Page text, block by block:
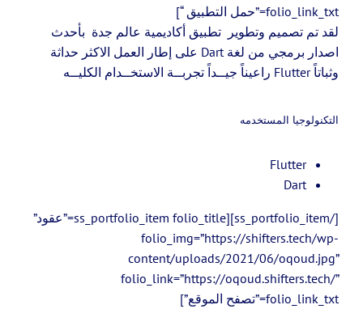
folio_link_txt=”حمل التطبيق “]
لقد تم تصميم وتطوير تطبيق أكاديمية عالم جدة بأحدث
اصدار برمجي من لغة Dart على إطار العمل الاكثر حداثة
وثباتاً Flutter راعيناً جيــداً تجربــة الاستخــدام الكليــه
التكنولوجيا المستخدمه
Flutter
Dart
[/ss_portfolio_item][ss_portfolio_item folio_title=”عقود”
folio_img=”https://shifters.tech/wp-
content/uploads/2021/06/oqoud.jpg”
folio_link=”https://oqoud.shifters.tech/”
folio_link_txt=”تصفح الموقع”]